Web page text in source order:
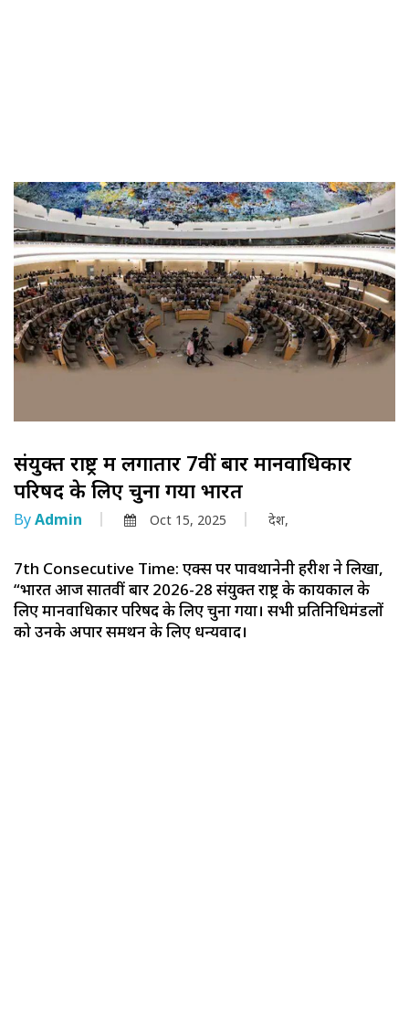
संयुक्त राष्ट्र में लगातार 7वीं बार मानवाधिकार
परिषद के लिए चुना गया भारत
ByAdmin Oct 15, 2025 देश,
7th Consecutive Time: एक्स पर पार्वथानेनी हरीश ने लिखा,
“भारत आज सातवीं बार 2026-28 संयुक्त राष्ट्र के कार्यकाल के
लिए मानवाधिकार परिषद के लिए चुना गया। सभी प्रतिनिधिमंडलों
को उनके अपार समर्थन के लिए धन्यवाद।